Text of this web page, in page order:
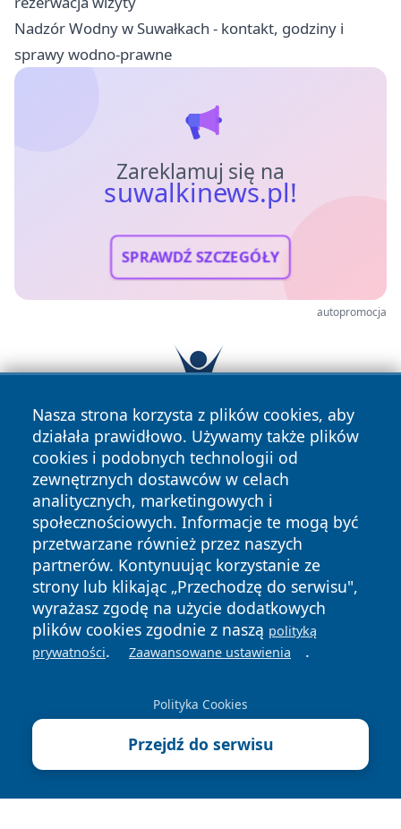
Nadzór Wodny w Suwałkach - kontakt, godziny i
sprawy wodno-prawne
Zareklamuj się na
suwalkinews.pl!
SPRAWDŹ SZCZEGÓŁY
autopromocja
Nasza strona korzysta z plików cookies, aby
działała prawidłowo. Używamy także plików
cookies i podobnych technologii od
zewnętrznych dostawców w celach
analitycznych, marketingowych i
społecznościowych. Informacje te mogą być
przetwarzane również przez naszych
partnerów. Kontynuując korzystanie ze
strony lub klikając „Przechodzę do serwisu",
wyrażasz zgodę na użycie dodatkowych
plików cookies zgodnie z naszą polityką
prywatności. Zaawansowane ustawienia .
Polityka Cookies
Przejdź do serwisu
Copyright © 2026 suwalkinews.pl Wszystkie prawa
zastrzeżone.
News Autorzy
Polityka
Polityka